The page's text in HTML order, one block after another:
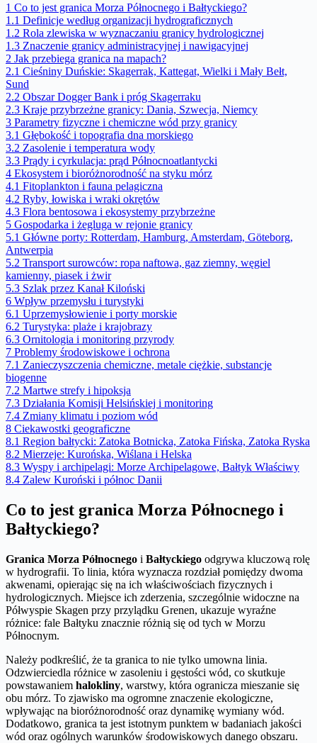
1 Co to jest granica Morza Północnego i Bałtyckiego?
1.1 Definicje według organizacji hydrograficznych
1.2 Rola zlewiska w wyznaczaniu granicy hydrologicznej
1.3 Znaczenie granicy administracyjnej i nawigacyjnej
2 Jak przebiega granica na mapach?
2.1 Cieśniny Duńskie: Skagerrak, Kattegat, Wielki i Mały Bełt,
Sund
2.2 Obszar Dogger Bank i próg Skagerraku
2.3 Kraje przybrzeżne granicy: Dania, Szwecja, Niemcy
3 Parametry fizyczne i chemiczne wód przy granicy
3.1 Głębokość i topografia dna morskiego
3.2 Zasolenie i temperatura wody
3.3 Prądy i cyrkulacja: prąd Północnoatlantycki
4 Ekosystem i bioróżnorodność na styku mórz
4.1 Fitoplankton i fauna pelagiczna
4.2 Ryby, łowiska i wraki okrętów
4.3 Flora bentosowa i ekosystemy przybrzeżne
5 Gospodarka i żegluga w rejonie granicy
5.1 Główne porty: Rotterdam, Hamburg, Amsterdam, Göteborg,
Antwerpia
5.2 Transport surowców: ropa naftowa, gaz ziemny, węgiel
kamienny, piasek i żwir
5.3 Szlak przez Kanał Kiloński
6 Wpływ przemysłu i turystyki
6.1 Uprzemysłowienie i porty morskie
6.2 Turystyka: plaże i krajobrazy
6.3 Ornitologia i monitoring przyrody
7 Problemy środowiskowe i ochrona
7.1 Zanieczyszczenia chemiczne, metale ciężkie, substancje
biogenne
7.2 Martwe strefy i hipoksja
7.3 Działania Komisji Helsińskiej i monitoring
7.4 Zmiany klimatu i poziom wód
8 Ciekawostki geograficzne
8.1 Region bałtycki: Zatoka Botnicka, Zatoka Fińska, Zatoka Ryska
8.2 Mierzeje: Kurońska, Wiślana i Helska
8.3 Wyspy i archipelagi: Morze Archipelagowe, Bałtyk Właściwy
8.4 Zalew Kuroński i północ Danii
Co to jest granica Morza Północnego i
Bałtyckiego?
Granica Morza Północnego i Bałtyckiego odgrywa kluczową rolę
w hydrografii. To linia, która wyznacza rozdział pomiędzy dwoma
akwenami, opierając się na ich właściwościach fizycznych i
hydrologicznych. Miejsce ich zderzenia, szczególnie widoczne na
Półwyspie Skagen przy przylądku Grenen, ukazuje wyraźne
różnice: fale Bałtyku znacznie różnią się od tych w Morzu
Północnym.
Należy podkreślić, że ta granica to nie tylko umowna linia.
Odzwierciedla różnice w zasoleniu i gęstości wód, co skutkuje
powstawaniem halokliny, warstwy, która ogranicza mieszanie się
obu mórz. To zjawisko ma ogromne znaczenie ekologiczne,
wpływając na bioróżnorodność oraz dynamikę wymiany wód.
Dodatkowo, granica ta jest istotnym punktem w badaniach jakości
wód oraz ogólnych warunków środowiskowych danego obszaru.